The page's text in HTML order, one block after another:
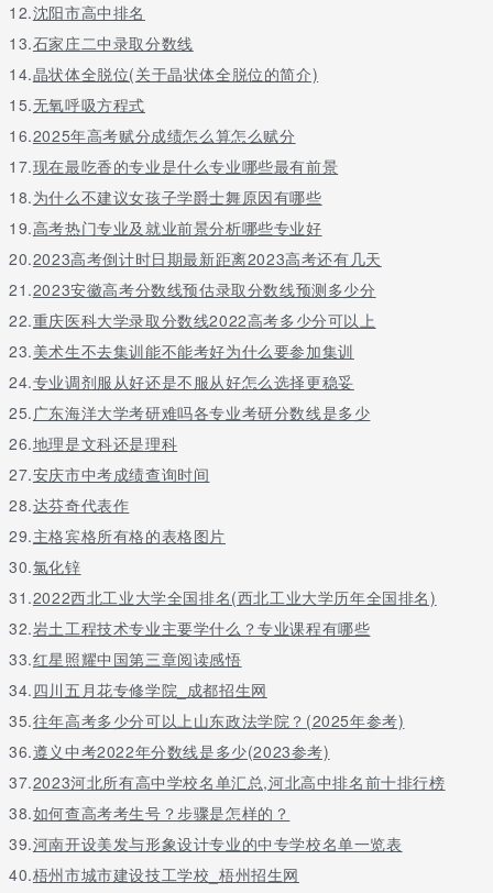
540502 工程造价
20 650111 环境艺术设计 3
21 650111 计）
文理兼
23 510207 森林生态旅游 3
24 510207
森林生态旅游（马术休闲骑
乘）
3
文理兼
招
640101 旅游管理 3
文理兼
招
26 640105 酒店管理 3
文理兼
招
27 640205 西餐工艺
文理兼
28 610210 数字媒体应用技术
29 610207 动漫制作技术
30 690302 与管理）
3
招
4500
31 690104 社区管理与服务 3
文理兼
辽宁林业职业技术学院优势专业推荐
序号 专业名称
专业推荐指数
1
工程造价
5.0(41人)
2
电脑艺术设计
5.0(13人)
3
数控技术专业
5.0(10人)
4
城乡规划
5.0(6人)
5
动漫制作技术专业 5.0(5人)
12.沈阳市高中排名
13.石家庄二中录取分数线
14.晶状体全脱位(关于晶状体全脱位的简介)
15.无氧呼吸方程式
16.2025年高考赋分成绩怎么算怎么赋分
17.现在最吃香的专业是什么专业哪些最有前景
18.为什么不建议女孩子学爵士舞原因有哪些
19.高考热门专业及就业前景分析哪些专业好
20.2023高考倒计时日期最新距离2023高考还有几天
21.2023安徽高考分数线预估录取分数线预测多少分
22.重庆医科大学录取分数线2022高考多少分可以上
23.美术生不去集训能不能考好为什么要参加集训
24.专业调剂服从好还是不服从好怎么选择更稳妥
25.广东海洋大学考研难吗各专业考研分数线是多少
26.地理是文科还是理科
27.安庆市中考成绩查询时间
28.达芬奇代表作
29.主格宾格所有格的表格图片
30.氯化锌
31.2022西北工业大学全国排名(西北工业大学历年全国排名)
32.岩土工程技术专业主要学什么？专业课程有哪些
33.红星照耀中国第三章阅读感悟
34.四川五月花专修学院_成都招生网
35.往年高考多少分可以上山东政法学院？(2025年参考)
36.遵义中考2022年分数线是多少(2023参考)
37.2023河北所有高中学校名单汇总,河北高中排名前十排行榜
38.如何查高考考生号？步骤是怎样的？
39.河南开设美发与形象设计专业的中专学校名单一览表
40.梧州市城市建设技工学校_梧州招生网